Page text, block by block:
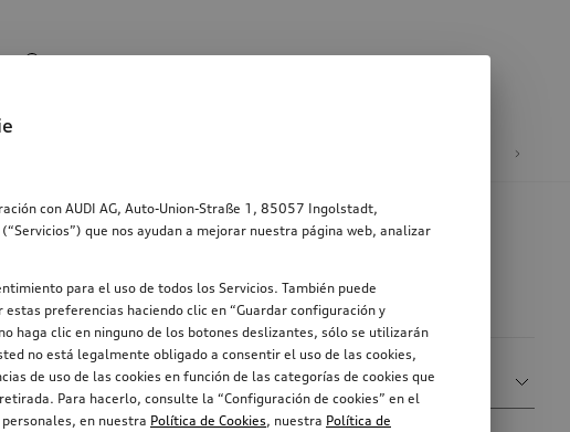
Mostrar más filtros
Ordenar por
Relevancia
con AUDI AG, Auto-Union-Straße 1, 85057 Ingolstadt,
que nos ayudan a mejorar nuestra página web, analizar
para el uso de todos los Servicios. También puede
preferencias haciendo clic en “Guardar configuración y
haga clic en ninguno de los botones deslizantes, sólo se utilizarán
no está legalmente obligado a consentir el uso de las cookies,
de uso de las cookies en función de las categorías de cookies que
Para hacerlo, consulte la “Configuración de cookies” en el
en nuestra Política de Cookies, nuestra Política de